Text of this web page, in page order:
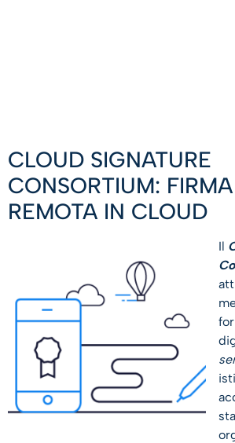
CLOUD SIGNATURE
CONSORTIUM:
REMOTA IN CLOUD
Il